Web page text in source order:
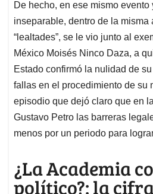
De hecho, en ese mismo
inseparable, dentro de la misma
“lealtades”, se le vio junto al
México Moisés Ninco Daza, a
Estado confirmó la nulidad de
fallas en el procedimiento de su
episodio que dejó claro que en
Gustavo Petro las barreras
menos por un periodo para
¿La Academia
político?: la